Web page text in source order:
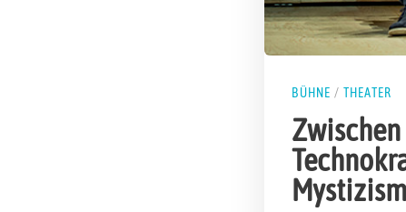
BÜHNE / THEATER
Zwischen